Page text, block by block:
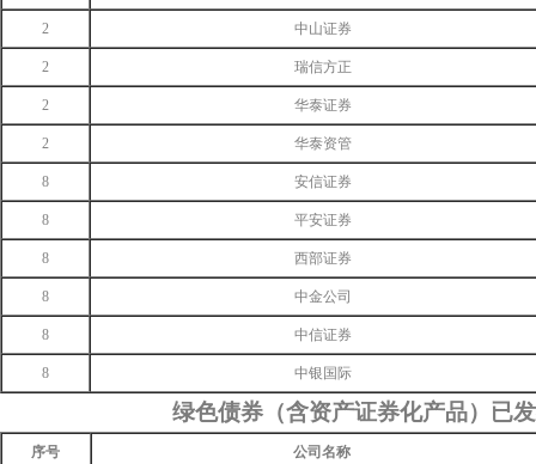
2 中山证券
2 瑞信方正
2 华泰证券
2 华泰资管
8 安信证券
8 平安证券
8 西部证券
8 中金公司
8 中信证券
8 中银国际
绿色债券（含资产证券化产品）已
序号 公司名称